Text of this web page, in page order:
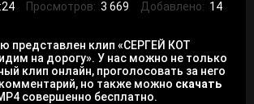
Просмотров: 3 669 Добавлено: 14
представлен клип «СЕРГЕЙ КОТ
на дорогу». У нас можно не только
клип онлайн, проголосовать за него
но также можно скачать
совершенно бесплатно.